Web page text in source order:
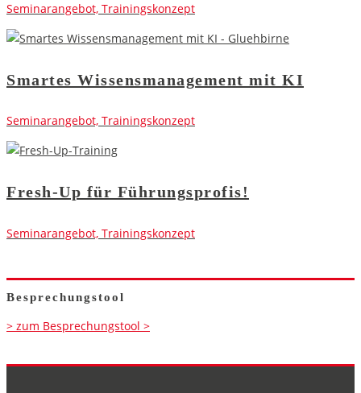
Seminarangebot, Trainingskonzept
Smartes Wissensmanagement mit KI
Seminarangebot, Trainingskonzept
Fresh-Up für Führungsprofis!
Seminarangebot, Trainingskonzept
Besprechungstool
> zum Besprechungstool >